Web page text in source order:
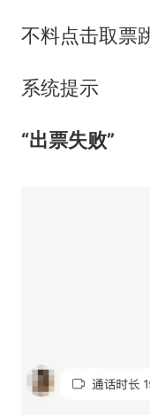
不料点击取票
系统提示
“出票失败”